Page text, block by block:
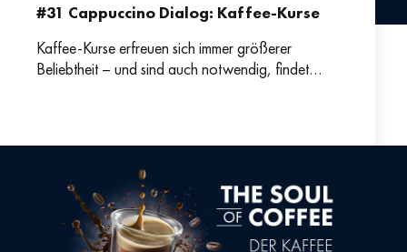
#31 Cappuccino Dialog: Kaffee-Kurse
Kaffee-Kurse erfreuen sich immer größerer
Beliebtheit – und sind auch notwendig, findet